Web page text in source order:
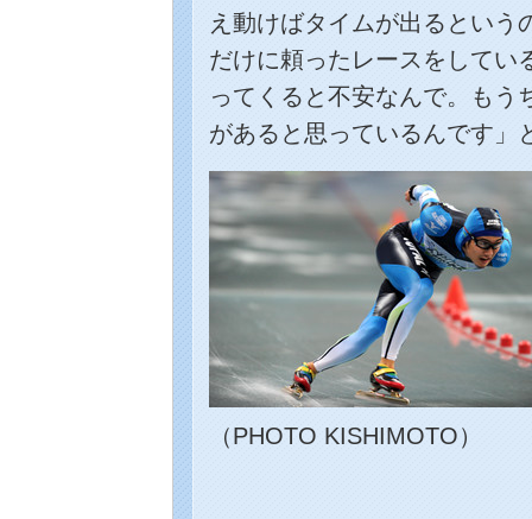
え動けばタイムが出るという
だけに頼ったレースをしてい
ってくると不安なんで。もう
があると思っているんです」
（PHOTO KISHIMOTO）